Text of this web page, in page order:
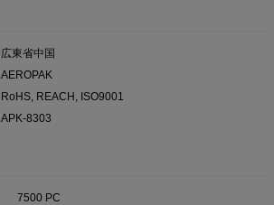
広東省中国
AEROPAK
RoHS, REACH, ISO9001
APK-8303
7500 PC